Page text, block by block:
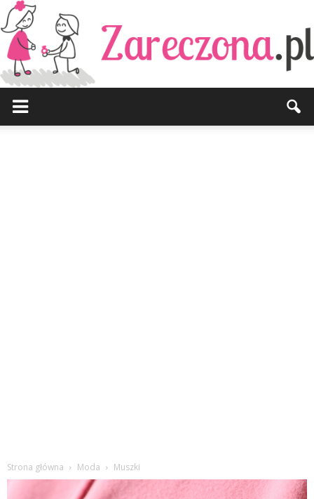
Strona główna Moda Muszki